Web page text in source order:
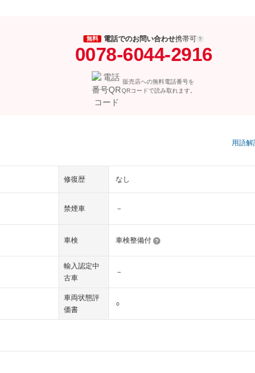
無料 電話でのお問い合わせ携帯可
0078-6044-2916
販売店への無料電話番号を
QRコードで読み取れます。
用語解
修復歴 なし
禁煙車 －
車検 車検整備付
輸入認定中
古車
－
車両状態評
価書
○